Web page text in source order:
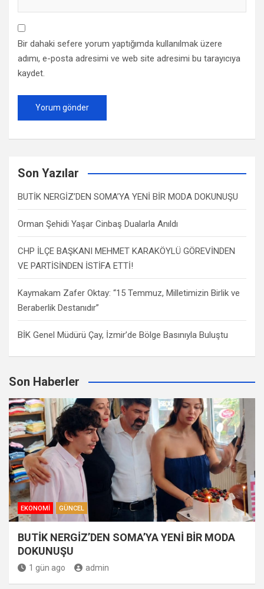
Bir dahaki sefere yorum yaptığımda kullanılmak üzere
adımı, e-posta adresimi ve web site adresimi bu tarayıcıya
kaydet.
Son Yazılar
BUTİK NERGİZ’DEN SOMA’YA YENİ BİR MODA DOKUNUŞU
Orman Şehidi Yaşar Cinbaş Dualarla Anıldı
CHP İLÇE BAŞKANI MEHMET KARAKÖYLÜ GÖREVİNDEN
VE PARTİSİNDEN İSTİFA ETTİ!
Kaymakam Zafer Oktay: “15 Temmuz, Milletimizin Birlik ve
Beraberlik Destanıdır”
BİK Genel Müdürü Çay, İzmir’de Bölge Basınıyla Buluştu
Son Haberler
EKONOMI GÜNCEL
BUTİK NERGİZ’DEN SOMA’YA YENİ BİR MODA
DOKUNUŞU
1 gün ago admin